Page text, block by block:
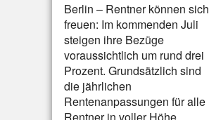
Berlin – Rentner können sich
freuen: Im kommenden Juli
steigen ihre Bezüge
voraussichtlich um rund drei
Prozent. Grundsätzlich sind
die jährlichen
Rentenanpassungen für alle